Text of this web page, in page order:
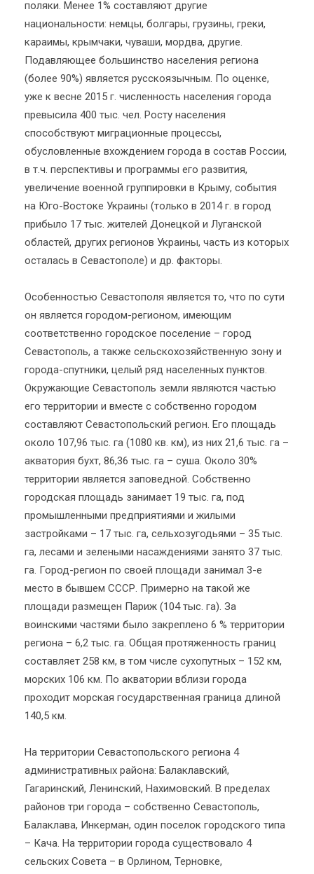
поляки. Менее 1% составляют другие
национальности: немцы, болгары, грузины, греки,
караимы, крымчаки, чуваши, мордва, другие.
Подавляющее большинство населения региона
(более 90%) является русскоязычным. По оценке,
уже к весне 2015 г. численность населения города
превысила 400 тыс. чел. Росту населения
способствуют миграционные процессы,
обусловленные вхождением города в состав России,
в т.ч. перспективы и программы его развития,
увеличение военной группировки в Крыму, события
на Юго-Востоке Украины (только в 2014 г. в город
прибыло 17 тыс. жителей Донецкой и Луганской
областей, других регионов Украины, часть из которых
осталась в Севастополе) и др. факторы.
Особенностью Севастополя является то, что по сути
он является городом-регионом, имеющим
соответственно городское поселение – город
Севастополь, а также сельскохозяйственную зону и
города-спутники, целый ряд населенных пунктов.
Окружающие Севастополь земли являются частью
его территории и вместе с собственно городом
составляют Севастопольский регион. Его площадь
около 107,96 тыс. га (1080 кв. км), из них 21,6 тыс. га –
акватория бухт, 86,36 тыс. га – суша. Около 30%
территории является заповедной. Собственно
городская площадь занимает 19 тыс. га, под
промышленными предприятиями и жилыми
застройками – 17 тыс. га, сельхозугодьями – 35 тыс.
га, лесами и зелеными насаждениями занято 37 тыс.
га. Город-регион по своей площади занимал 3-е
место в бывшем СССР. Примерно на такой же
площади размещен Париж (104 тыс. га). За
воинскими частями было закреплено 6 % территории
региона – 6,2 тыс. га. Общая протяженность границ
составляет 258 км, в том числе сухопутных – 152 км,
морских 106 км. По акватории вблизи города
проходит морская государственная граница длиной
140,5 км.
На территории Севастопольского региона 4
административных района: Балаклавский,
Гагаринский, Ленинский, Нахимовский. В пределах
районов три города – собственно Севастополь,
Балаклава, Инкерман, один поселок городского типа
– Кача. На территории города существовало 4
сельских Совета – в Орлином, Терновке,